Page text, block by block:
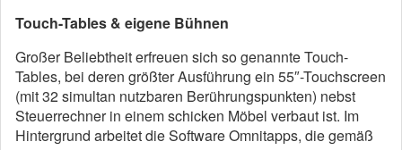
Touch-Tables & eigene Bühnen
Großer Beliebtheit erfreuen sich so genannte Touch-
Tables, bei deren größter Ausführung ein 55″-Touchscreen
(mit 32 simultan nutzbaren Berührungspunkten) nebst
Steuerrechner in einem schicken Möbel verbaut ist. Im
Hintergrund arbeitet die Software Omnitapps, die gemäß